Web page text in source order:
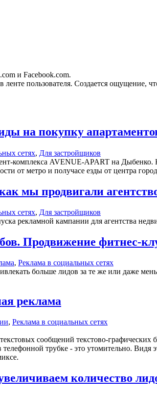
и Facebook.com.
пользователя. Создается ощущение,
на покупку
сетях, Для застройщиков
комплекса AVENUE-APART на
от метро и получасе езды от центра
мы продвигали
сетях, Для застройщиков
рекламной кампании для агентства
Продвижение фитнес-
, Реклама в социальных сетях
больше лидов за те же или даже
реклама
, Реклама в социальных сетях
сообщений текстово-
трубке - это утомительно.
количество